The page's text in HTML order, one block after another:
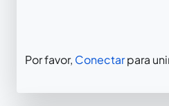
Por favor, Conectarpara